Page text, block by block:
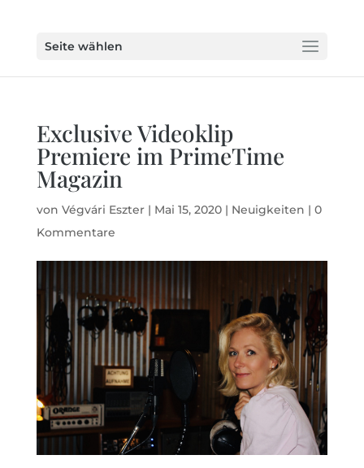
Seite wählen
Exclusive Videoklip
Premiere im PrimeTime
Magazin
von Végvári Eszter| Mai 15, 2020| Neuigkeiten | 0
Kommentare